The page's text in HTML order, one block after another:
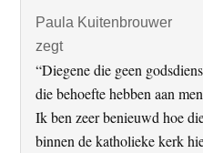
Paula Kuitenbrouwer
zegt
“Diegene die geen
die behoefte hebben aan
Ik ben zeer benieuwd hoe
binnen de katholieke kerk